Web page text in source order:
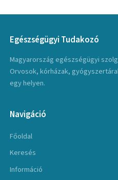
Egészségügyi Tudakozó
Magyarország egészségügyi
Orvosok, kórházak,
egy helyen.
Navigáció
Főoldal
Keresés
Információ